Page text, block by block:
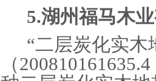
5.湖州福马木
“二层炭化实木
（